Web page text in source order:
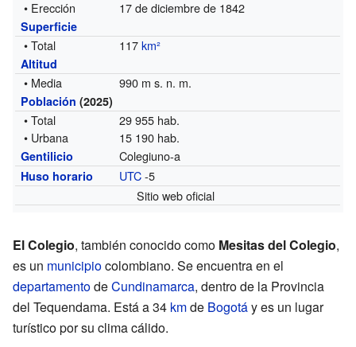
• Erección
17 de diciembre de 1842
Superficie
• Total 117km²
Altitud
• Media 990 m s. n. m.
Población (2025)
• Total
29 955 hab.
• Urbana
15 190 hab.
Gentilicio Colegiuno-a
Huso horario UTC-5
Sitio web oficial
El Colegio, también conocido como Mesitas del Colegio,
es un municipiocolombiano. Se encuentra en el
departamentodeCundinamarca, dentro de la Provincia
del Tequendama. Está a 34 kmde Bogotáy es un lugar
turístico por su clima cálido.